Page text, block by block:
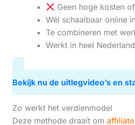
Geen hoge kosten
Wél schaalbaar online
Te combineren met
Werkt in heel
Bekijk nu de uitlegvideo’s en
Zo werkt het verdienmodel
Deze methode draait om